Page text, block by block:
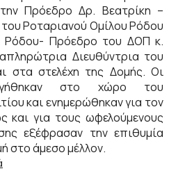
Πρόεδρο Δρ. Βεατρίκη –
Ροταριανού Ομίλου Ρόδου
Ρόδου- Πρόεδρο του ΔΟΠ κ.
Διευθύντρια του
στα στελέχη της Δομής. Οι
στο χώρο του
και ενημερώθηκαν για τον
και για τους ωφελούμενους
εξέφρασαν την επιθυμία
στο άμεσο μέλλον.